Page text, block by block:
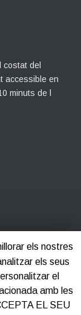
costat del
accessible en
minuts de l
els nostres
els seus
el
amb les
EL SEU